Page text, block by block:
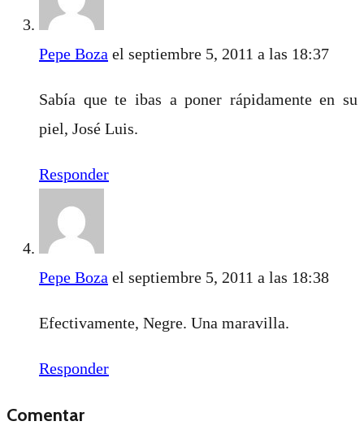
Pepe Boza el septiembre 5, 2011 a las 18:37
Sabía que te ibas a poner rápidamente en su
piel, José Luis.
Responder
Pepe Boza el septiembre 5, 2011 a las 18:38
Efectivamente, Negre. Una maravilla.
Responder
Comentar